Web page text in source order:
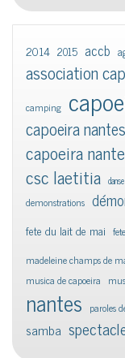
2014 2015 accb
association
camping
capoeira nantes
capoeira
csc laetitia
demonstrations
fete du lait de mai
madeleine champs de
musica de capoeira
nantes paroles
samba